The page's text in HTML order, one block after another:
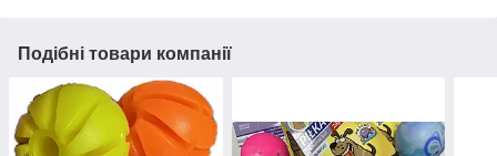
Подібні товари компанії